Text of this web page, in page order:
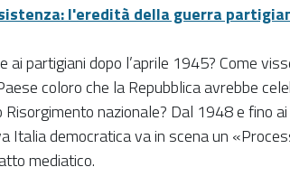
l'eredità della guerra
ai partigiani dopo l’aprile 1945? Come
coloro che la Repubblica avrebbe
nazionale? Dal 1948 e fino
Italia democratica va in scena un
mediatico.